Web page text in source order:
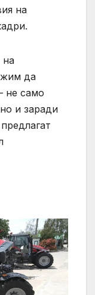
на
на
да
не само
и заради